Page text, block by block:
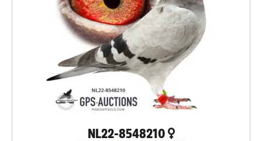
NL22-8548210